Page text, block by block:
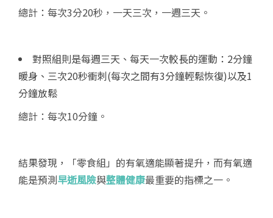
總計：每次3分20秒，一天三次，一週三天。
對照組則是每週三天、每天一次較長的運動：2分鐘
暖身、三次20秒衝刺(每次之間有3分鐘輕鬆恢復)以及1
分鐘放鬆
總計：每次10分鐘。
結果發現，「零食組」的有氧適能顯著提升，而有氧適
能是預測早逝風險與整體健康最重要的指標之一。